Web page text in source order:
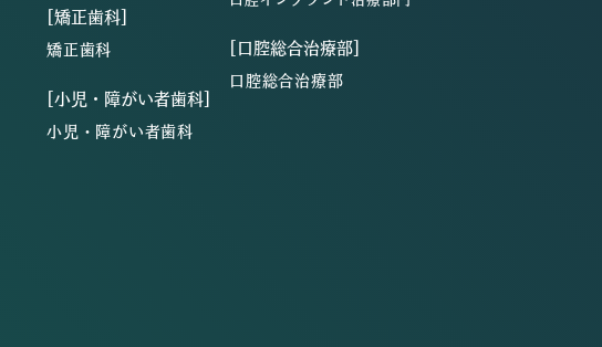
[矯正歯科]
矯正歯科
[小児・障がい者歯科]
小児・障がい者歯科
[口腔総合治療部]
口腔総合治療部